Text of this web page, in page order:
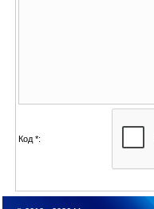
Код *: